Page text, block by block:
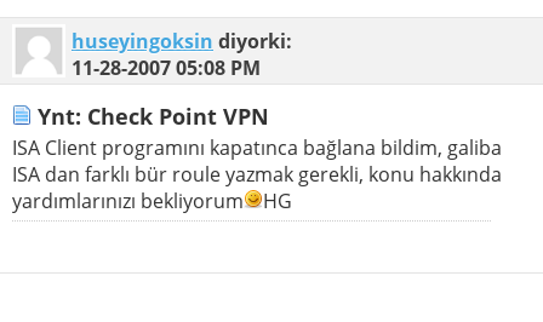
huseyingoksin diyorki:
11-28-200705:08 PM
Ynt: Check Point VPN
ISA Client programını kapatınca bağlana bildim, galiba
ISA dan farklı bür roule yazmak gerekli, konu hakkında
yardımlarınızı bekliyorum
HG